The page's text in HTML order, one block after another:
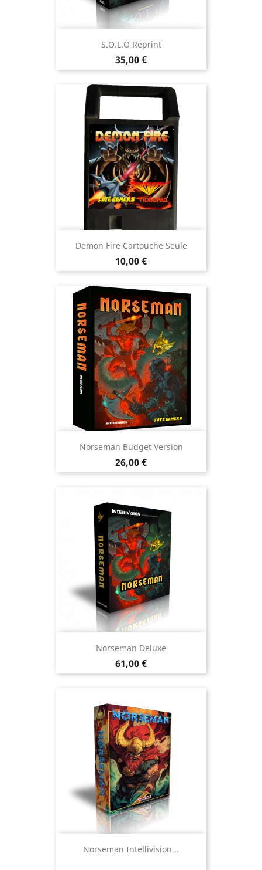
S.O.L.O Reprint
Prix
35,00 €
Demon Fire Cartouche Seule
Prix
10,00 €
Norseman Budget Version
Prix
26,00 €
Norseman Deluxe
Prix
61,00 €
Norseman Intellivision...